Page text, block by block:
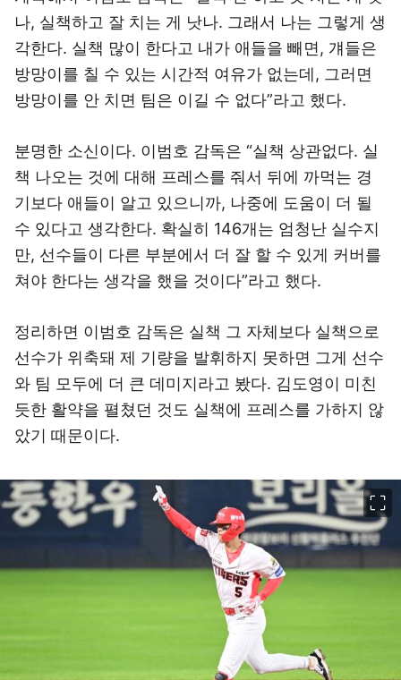
나, 실책하고 잘 치는 게 낫나. 그래서 나는 그렇게 생
각한다. 실책 많이 한다고 내가 애들을 빼면, 걔들은
방망이를 칠 수 있는 시간적 여유가 없는데, 그러면
방망이를 안 치면 팀은 이길 수 없다”라고 했다.
분명한 소신이다. 이범호 감독은 “실책 상관없다. 실
책 나오는 것에 대해 프레스를 줘서 뒤에 까먹는 경
기보다 애들이 알고 있으니까, 나중에 도움이 더 될
수 있다고 생각한다. 확실히 146개는 엄청난 실수지
만, 선수들이 다른 부분에서 더 잘 할 수 있게 커버를
쳐야 한다는 생각을 했을 것이다”라고 했다.
정리하면 이범호 감독은 실책 그 자체보다 실책으로
선수가 위축돼 제 기량을 발휘하지 못하면 그게 선수
와 팀 모두에 더 큰 데미지라고 봤다. 김도영이 미친
듯한 활약을 펼쳤던 것도 실책에 프레스를 가하지 않
았기 때문이다.